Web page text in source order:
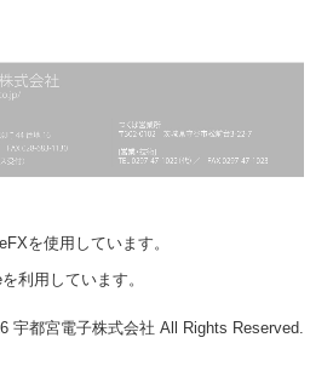
を使用しています。
利用しています。
宇都宮電子株式会社 All Rights Reserved.